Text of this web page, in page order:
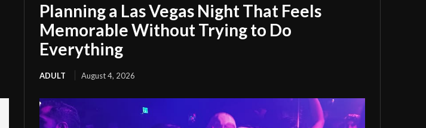
Planning a Las Vegas Night That Feels
Memorable Without Trying to Do
Everything
ADULT August 4, 2026